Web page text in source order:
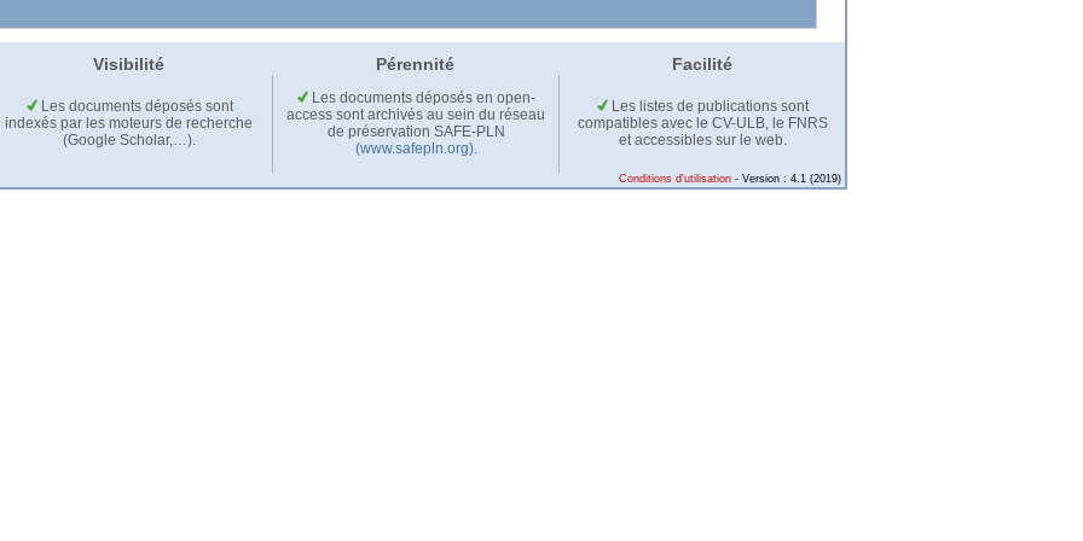
Visibilité Pérennité Facilité
Les documents déposés sont
indexés par les moteurs de recherche
(Google Scholar,…).
Les documents déposés en open-
access sont archivés au sein du réseau
de préservation SAFE-PLN
(www.safepln.org).
Les listes de publications sont
compatibles avec le CV-ULB, le FNRS
et accessibles sur le web.
Conditions d'utilisation - Version : 4.1 (2019)